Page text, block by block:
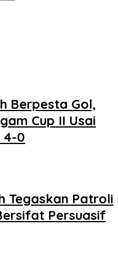
Berpesta Gol,
Cup II Usai
4-0
Tegaskan Patroli
Persuasif